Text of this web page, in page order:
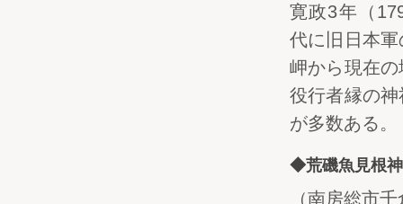
寛政3年（
代に旧日本
岬から現在
役行者縁の
が多数ある。
◆荒磯魚見根
（南房総市